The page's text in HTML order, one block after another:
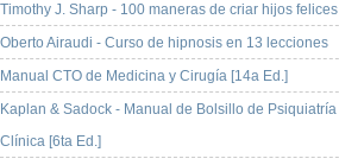
Timothy J. Sharp - 100 maneras de criar hijos felices
Oberto Airaudi - Curso de hipnosis en 13 lecciones
Manual CTO de Medicina y Cirugía [14a Ed.]
Kaplan & Sadock - Manual de Bolsillo de Psiquiatría
Clínica [6ta Ed.]